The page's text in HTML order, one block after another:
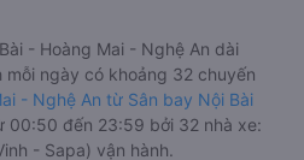
- Hoàng Mai - Nghệ An dài
mỗi ngày có khoảng 32 chuyến
- Nghệ An từ Sân bay Nội Bài
00:50 đến 23:59 bởi 32 nhà xe:
- Sapa) vận hành.